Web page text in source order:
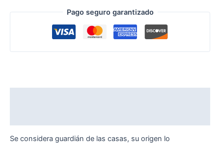
Pago seguro garantizado
Se considera guardián de las casas, su origen lo